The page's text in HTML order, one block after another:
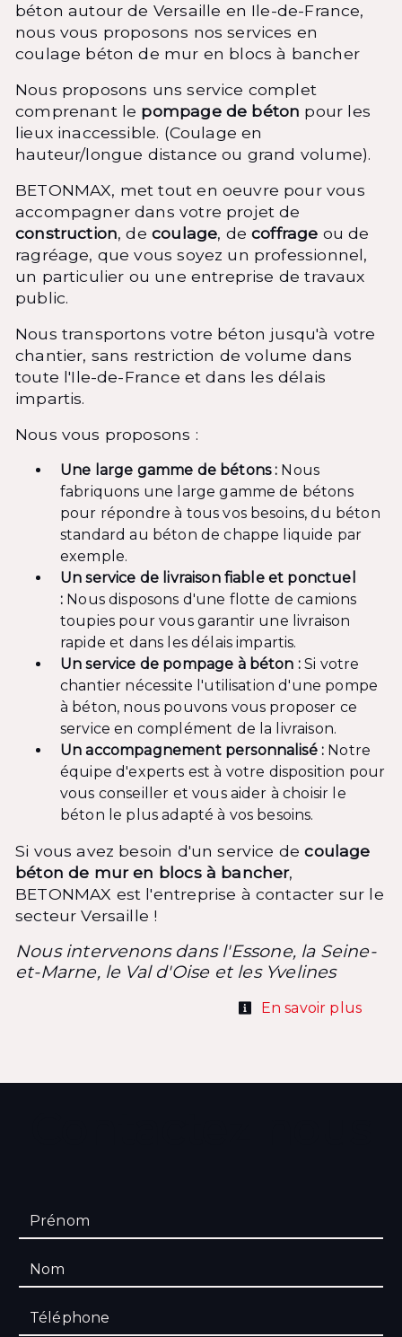
béton autour de Versaille en Ile-de-France,
nous vous proposons nos services en
coulage béton de mur en blocs à bancher
Nous proposons uns service complet
comprenant le pompage de béton pour les
lieux inaccessible. (Coulage en
hauteur/longue distance ou grand volume).
BETONMAX, met tout en oeuvre pour vous
accompagner dans votre projet de
construction, decoulage, decoffrage ou de
ragréage, que vous soyez un professionnel,
un particulier ou une entreprise de travaux
public.
Nous transportons votre béton jusqu'à votre
chantier, sans restriction de volume dans
toute l'Ile-de-France et dans les délais
impartis.
Nous vous proposons :
Une large gamme de bétons : Nous
fabriquons une large gamme de bétons
pour répondre à tous vos besoins, du béton
standard au béton de chappe liquide par
exemple.
Un service de livraison fiable et ponctuel
: Nous disposons d'une flotte de camions
toupies pour vous garantir une livraison
rapide et dans les délais impartis.
Un service de pompage à béton :Si votre
chantier nécessite l'utilisation d'une pompe
à béton, nous pouvons vous proposer ce
service en complément de la livraison.
Un accompagnement personnalisé : Notre
équipe d'experts est à votre disposition pour
vous conseiller et vous aider à choisir le
béton le plus adapté à vos besoins.
Si vous avez besoin d'un service decoulage
béton de mur en blocs à bancher,
BETONMAX est l'entreprise à contacter sur le
secteur Versaille !
Nous intervenons dans l'Essone, la Seine-
et-Marne, le Val d'Oise et les Yvelines
En savoir plus